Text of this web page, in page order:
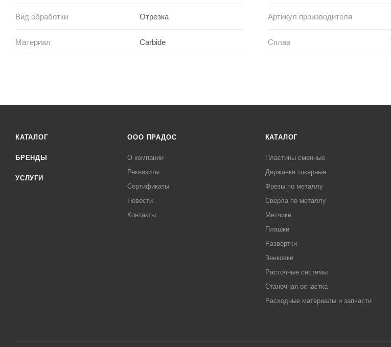
Вид обработки Отрезка Артикул производителя
Материал Carbide Сплав
КАТАЛОГ
БРЕНДЫ
УСЛУГИ
ООО ПРАДОС
О компании
Реквизиты
Сертификаты
Новости
Контакты
КАТАЛОГ
Пластины сменные
Державки токарные
Фрезы по металлу
Сверла по металлу
Метчики
Плашки
Развертки
Зенковки
Расточные системы
Станочная оснастка
Расходные материалы и запчасти